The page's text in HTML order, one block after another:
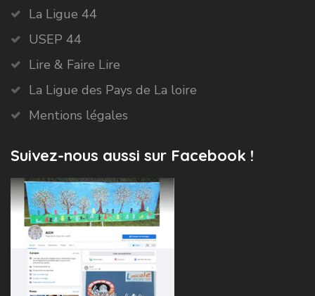
La Ligue 44
USEP 44
Lire & Faire Lire
La Ligue des Pays de La loire
Mentions légales
Suivez-nous aussi sur Facebook !